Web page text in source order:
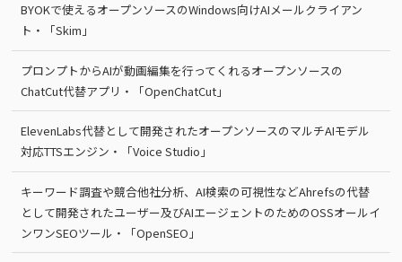
BYOKで使えるオープンソースのWindows向けAIメールクライアン
ト・「Skim」
プロンプトからAIが動画編集を行ってくれるオープンソースの
ChatCut代替アプリ・「OpenChatCut」
ElevenLabs代替として開発されたオープンソースのマルチAIモデル
対応TTSエンジン・「Voice Studio」
キーワード調査や競合他社分析、AI検索の可視性などAhrefsの代替
として開発されたユーザー及びAIエージェントのためのOSSオールイ
ンワンSEOツール・「OpenSEO」